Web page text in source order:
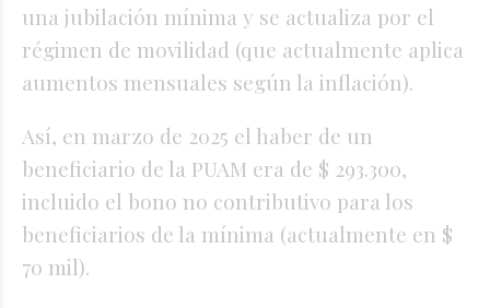
una jubilación mínima y se actualiza por el
régimen de movilidad (que actualmente aplica
aumentos mensuales según la inflación).
Así, en marzo de 2025 el haber de un
beneficiario de la PUAM era de $ 293.300,
incluido el bono no contributivo para los
beneficiarios de la mínima (actualmente en $
70 mil).